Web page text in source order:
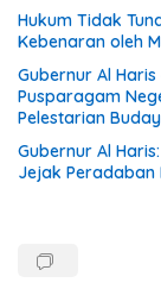
Hukum Tidak
Kebenaran oleh
Gubernur Al
Pusparagam
Pelestarian
Gubernur Al
Jejak Peradaban